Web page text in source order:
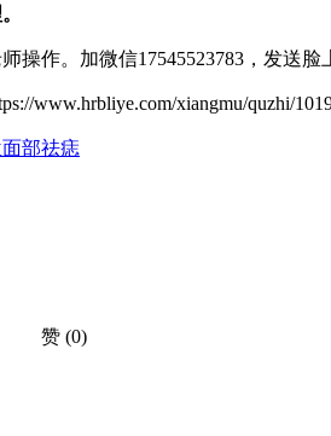
操作。加微信17545523783，发送
www.hrbliye.com/xiangmu/quzhi/
面部祛痣
赞 (0)